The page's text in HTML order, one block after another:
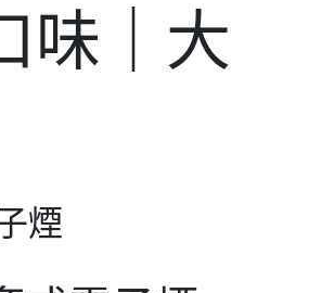
味｜大
煙